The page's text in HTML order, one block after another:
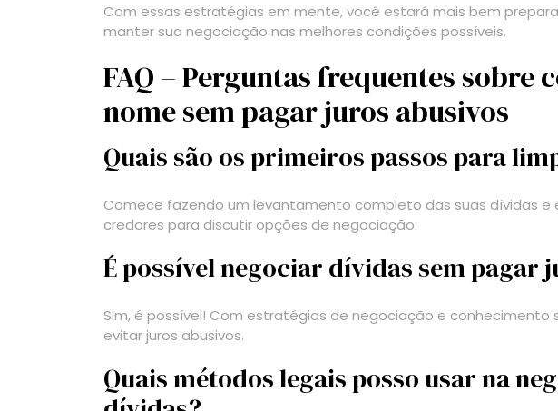
Com essas estratégias em mente, você estará mais bem
manter sua negociação nas melhores condições possíveis.
FAQ – Perguntas frequentes sobre
nome sem pagar juros abusivos
Quais são os primeiros passos para
Comece fazendo um levantamento completo das suas dívidas
credores para discutir opções de negociação.
É possível negociar dívidas sem pagar
Sim, é possível! Com estratégias de negociação e conhecimento
evitar juros abusivos.
Quais métodos legais posso usar na